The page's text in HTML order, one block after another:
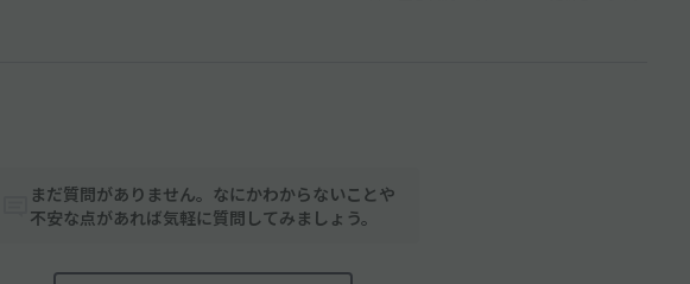
まだ質問がありません。なにかわからないことや
不安な点があれば気軽に質問してみましょう。